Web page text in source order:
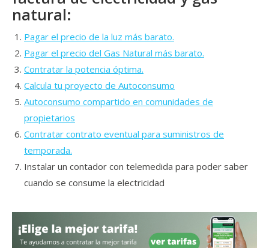
natural:
Pagar el precio de la luz más barato.
Pagar el precio del Gas Natural más barato.
Contratar la potencia óptima.
Calcula tu proyecto de Autoconsumo
Autoconsumo compartido en comunidades de
propietarios
Contratar contrato eventual para suministros de
temporada.
Instalar un contador con telemedida para poder saber
cuando se consume la electricidad